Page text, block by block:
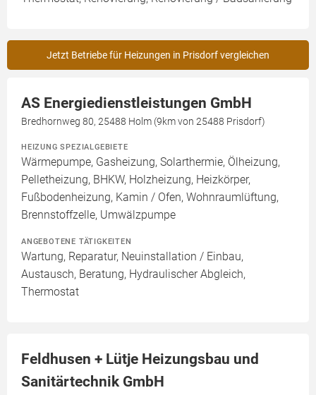
Jetzt Betriebe für Heizungen in Prisdorf vergleichen
AS Energiedienstleistungen GmbH
Bredhornweg 80, 25488 Holm (9km von 25488 Prisdorf)
HEIZUNG SPEZIALGEBIETE
Wärmepumpe, Gasheizung, Solarthermie, Ölheizung,
Pelletheizung, BHKW, Holzheizung, Heizkörper,
Fußbodenheizung, Kamin / Ofen, Wohnraumlüftung,
Brennstoffzelle, Umwälzpumpe
ANGEBOTENE TÄTIGKEITEN
Wartung, Reparatur, Neuinstallation / Einbau,
Austausch, Beratung, Hydraulischer Abgleich,
Thermostat
Feldhusen + Lütje Heizungsbau und
Sanitärtechnik GmbH